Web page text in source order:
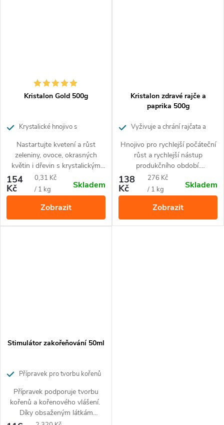
Kristalon Gold 500g
Krystalické hnojivo s
Nastartujte kvetení a růst
zeleniny, ovoce, okrasných
květin i dřevin s krystalickým
hnojivem Kristalon Gold.
Hnojivo s moderní recepturou
obsahuje unikátní formu
fosforu, která je pro rostliny
velmi snadno přijatelná.
Kristalon Gold obsahuje
154
Kč
Měrná
cena:
0,31 Kč
/ 1 kg
Skladem
Zobrazit
Kristalon zdravé rajče a
paprika 500g
Vyživuje a chrání rajčata a
Hnojivo pro rychlejší počáteční
růst a rychlejší nástup
produkčního období.
Mikroprvky chrání před
černáním plodů a hnilobou
špiček.
138
Kč
Měrná
cena:
276 Kč
/ 1 kg
Skladem
Zobrazit
Stimulátor zakořeňování 50ml
Přípravek pro tvorbu kořenů
stříbrem
Přípravek podporuje tvorbu
kořenů a kořenového vlášení.
Díky obsaženým látkám